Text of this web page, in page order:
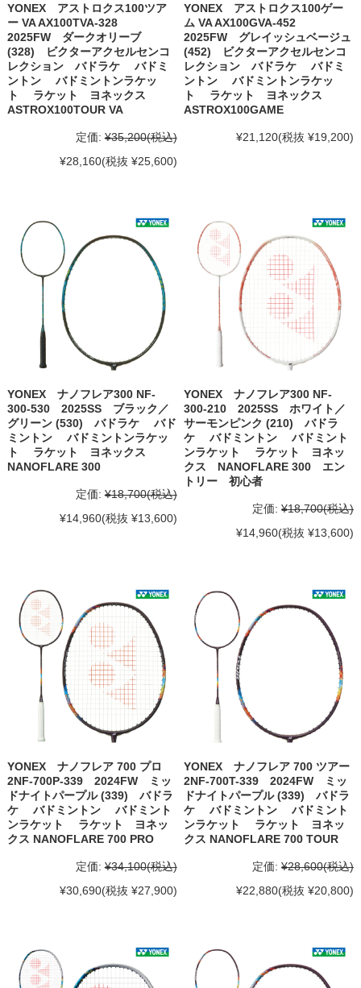
YONEX アストロクス100ツア
ー VA AX100TVA-328
2025FW ダークオリーブ
(328) ビクターアクセルセンコ
レクション バドラケ バドミ
ントン バドミントンラケッ
ト ラケット ヨネックス
ASTROX100TOUR VA
定価: ¥35,200(税込)
¥28,160(税抜 ¥25,600)
YONEX アストロクス100ゲー
ム VA AX100GVA-452
2025FW グレイッシュベージュ
(452) ビクターアクセルセンコ
レクション バドラケ バドミ
ントン バドミントンラケッ
ト ラケット ヨネックス
ASTROX100GAME
¥21,120(税抜 ¥19,200)
YONEX ナノフレア300 NF-
300-530 2025SS ブラック／
グリーン (530) バドラケ バド
ミントン バドミントンラケッ
ト ラケット ヨネックス
NANOFLARE 300
定価: ¥18,700(税込)
¥14,960(税抜 ¥13,600)
YONEX ナノフレア300 NF-
300-210 2025SS ホワイト／
サーモンピンク (210) バドラ
ケ バドミントン バドミント
ンラケット ラケット ヨネッ
クス NANOFLARE 300 エン
トリー 初心者
定価: ¥18,700(税込)
¥14,960(税抜 ¥13,600)
YONEX ナノフレア 700 プロ
2NF-700P-339 2024FW ミッ
ドナイトパープル (339) バドラ
ケ バドミントン バドミント
ンラケット ラケット ヨネッ
クス NANOFLARE 700 PRO
定価: ¥34,100(税込)
¥30,690(税抜 ¥27,900)
YONEX ナノフレア 700 ツアー
2NF-700T-339 2024FW ミッ
ドナイトパープル (339) バドラ
ケ バドミントン バドミント
ンラケット ラケット ヨネッ
クス NANOFLARE 700 TOUR
定価: ¥28,600(税込)
¥22,880(税抜 ¥20,800)